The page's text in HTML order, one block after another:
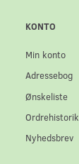
KONTO
Min konto
Adressebog
Ønskeliste
Ordrehistorik
Nyhedsbrev